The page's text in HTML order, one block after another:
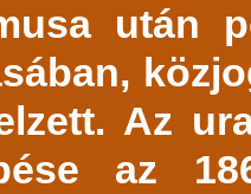
után
Az
az